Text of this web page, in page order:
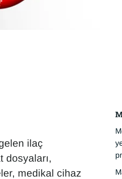
ilaç
dosyaları,
medikal cihaz